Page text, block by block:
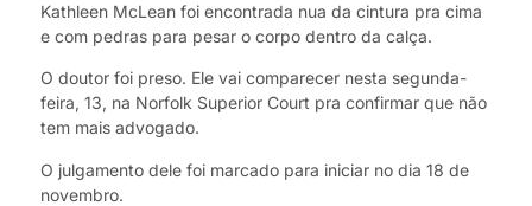
Kathleen McLean foi encontrada nua da cintura pra cima
e com pedras para pesar o corpo dentro da calça.
O doutor foi preso. Ele vai comparecer nesta segunda-
feira, 13, na Norfolk Superior Court pra confirmar que não
tem mais advogado.
O julgamento dele foi marcado para iniciar no dia 18 de
novembro.